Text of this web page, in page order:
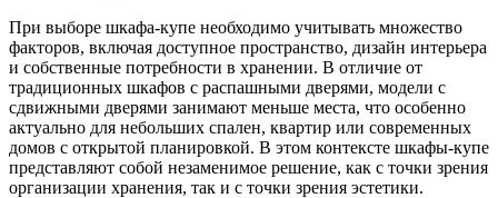
При выборе шкафа-купе необходимо учитывать множество
факторов, включая доступное пространство, дизайн интерьера
и собственные потребности в хранении. В отличие от
традиционных шкафов с распашными дверями, модели с
сдвижными дверями занимают меньше места, что особенно
актуально для небольших спален, квартир или современных
домов с открытой планировкой. В этом контексте шкафы-купе
представляют собой незаменимое решение, как с точки зрения
организации хранения, так и с точки зрения эстетики.